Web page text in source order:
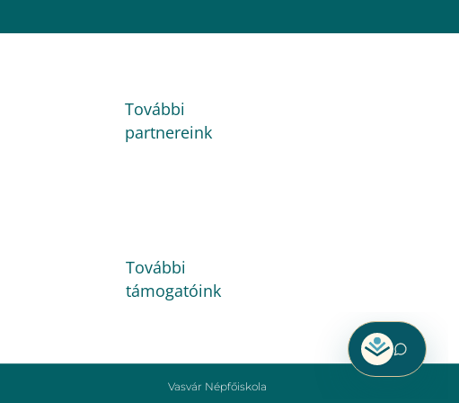
További
partnereink
További
támogatóink
Vasvár Népfőiskola